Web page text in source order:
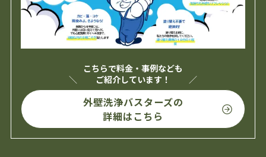
こちらで料金・事例なども
ご紹介しています！
外壁洗浄バスターズの
詳細はこちら